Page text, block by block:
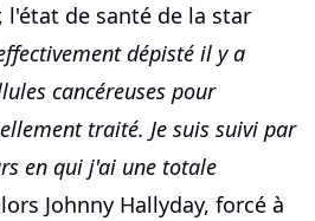
l'état de santé de la star
dépisté il y a
cancéreuses pour
traité. Je suis suivi par
en qui j'ai une totale
Johnny Hallyday, forcé à